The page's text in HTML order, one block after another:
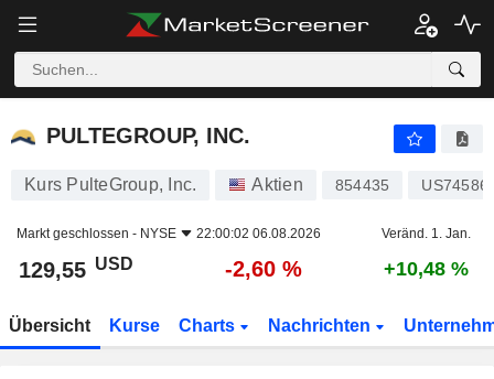
PULTEGROUP, INC.
PULTEGROUP, INC.
Kurs PulteGroup, Inc. Aktien 854435
Markt geschlossen - NYSE 22:00:02 06.08.2026 Veränd. 1. Jan.
129,55 USD -2,60 % +10,48 %
Übersicht Kurse Charts Nachrichten